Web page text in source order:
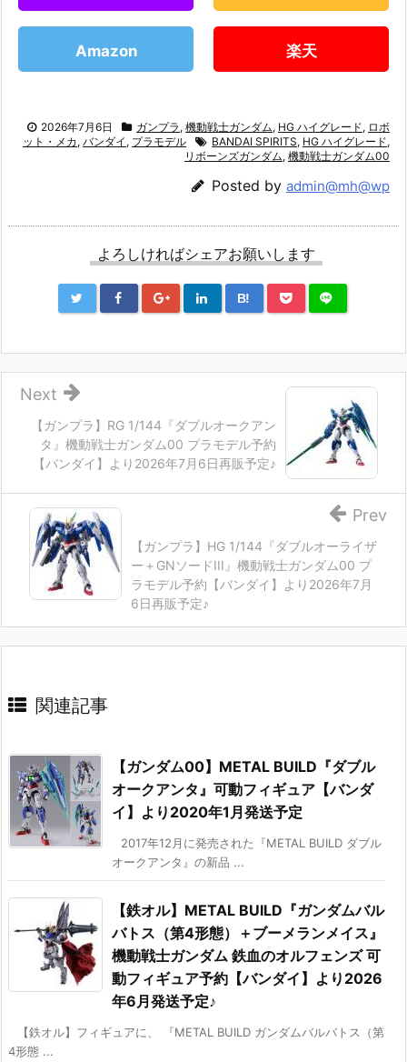
Amazon 楽天
2026年7月6日 ガンプラ , 機動戦士ガンダム, HG ハイグレード, ロボ
ット・メカ , バンダイ , プラモデル BANDAI SPIRITS, HG ハイグレード,
リボーンズガンダム, 機動戦士ガンダム00
Posted by admin@mh@wp
よろしければシェアお願いします
B!
【ガンプラ】RG 1/144『ダブルオークアン
タ』機動戦士ガンダム00 プラモデル予約
【バンダイ】より2026年7月6日再販予定♪
Next
【ガンプラ】HG 1/144『ダブルオーライザ
ー＋GNソードIII』機動戦士ガンダム00 プ
ラモデル予約【バンダイ】より2026年7月
6日再販予定♪
Prev
関連記事
【ガンダム00】METAL BUILD『ダブル
オークアンタ』可動フィギュア【バンダ
イ】より2020年1月発送予定
2017年12月に発売された『METAL BUILD ダブル
オークアンタ』の新品 ...
【鉄オル】METAL BUILD『ガンダムバル
バトス（第4形態）＋ブーメランメイス』
機動戦士ガンダム 鉄血のオルフェンズ 可
動フィギュア予約【バンダイ】より2026
年6月発送予定♪
【鉄オル】フィギュアに、 『METAL BUILD ガンダムバルバトス（第
4形態 ...